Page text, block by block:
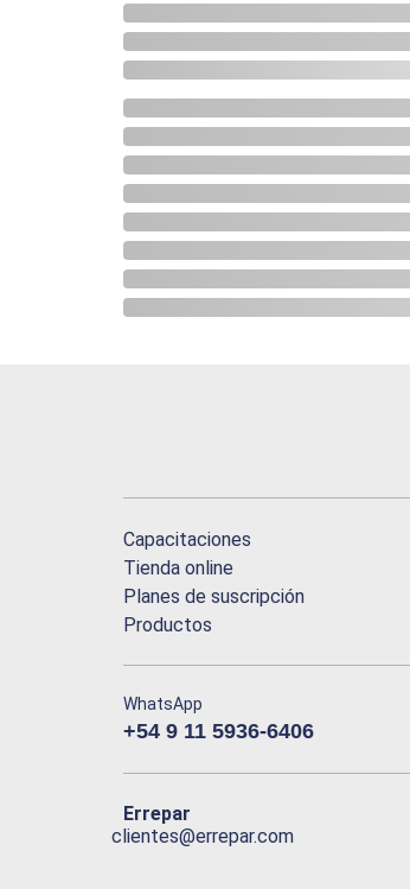
Capacitaciones
Tienda online
Planes de suscripción
Productos
WhatsApp
+54 9 11 5936-6406
Errepar
clientes@errepar.com